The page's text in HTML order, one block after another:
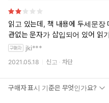
읽고 있는데, 책 내용에 두세문장
관없는 문자가 삽입되어 있어 읽
jki***
2021.05.18 신고 차단
구매자 표시 기준은 무엇인가요?